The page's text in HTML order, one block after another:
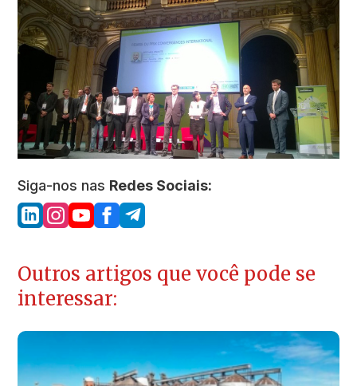
Siga-nos nas Redes Sociais:
Outros artigos que você pode se
interessar: